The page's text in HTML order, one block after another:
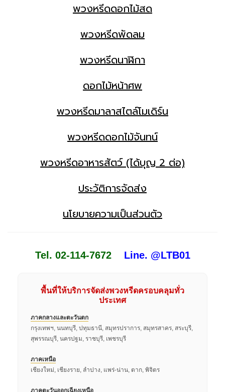
พวงหรีดดอกไม้สด
พวงหรีดพัดลม
พวงหรีดนาฬิกา
ดอกไม้หน้าศพ
พวงหรีดมาลาสไตล์โมเดิร์น
พวงหรีดดอกไม้จันทน์
พวงหรีดอาหารสัตว์ (ได้บุญ 2 ต่อ)
ประวัติการจัดส่ง
นโยบายความเป็นส่วนตัว
Tel. 02-114-7672 Line. @LTB01
พื้นที่ให้บริการจัดส่งพวงหรีดครอบคลุมทั่ว
ประเทศ
ภาคกลางและตะวันตก
กรุงเทพฯ, นนทบุรี, ปทุมธานี, สมุทรปราการ, สมุทรสาคร, สระบุรี,
สุพรรณบุรี, นครปฐม, ราชบุรี, เพชรบุรี
ภาคเหนือ
เชียงใหม่, เชียงราย, ลำปาง, แพร่-น่าน, ตาก, พิจิตร
ภาคตะวันออกเฉียงเหนือ